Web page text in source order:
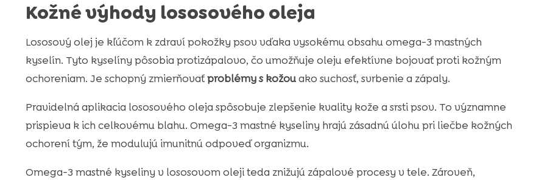
Kožné výhody lososového oleja
Lososový olej je kľúčom k zdraví pokožky psov vďaka vysokému obsahu omega-3 mastných
kyselín. Tyto kyselíny pôsobia protizápalovo, čo umožňuje oleju efektívne bojovať proti kožným
ochoreniam. Je schopný zmierňovaťproblémy s kožouako suchosť, svrbenie a zápaly.
Pravidelná aplikacia lososového oleja spôsobuje zlepšenie kvality kože a srsti psov. To významne
prispieva k ich celkovému blahu. Omega-3 mastné kyseliny hrajú zásadnú úlohu pri liečbe kožných
ochorení tým, že modulujú imunitnú odpoveď organizmu.
Omega-3 mastné kyseliny v lososovom oleji teda znižujú zápalové procesy v tele. Zároveň,